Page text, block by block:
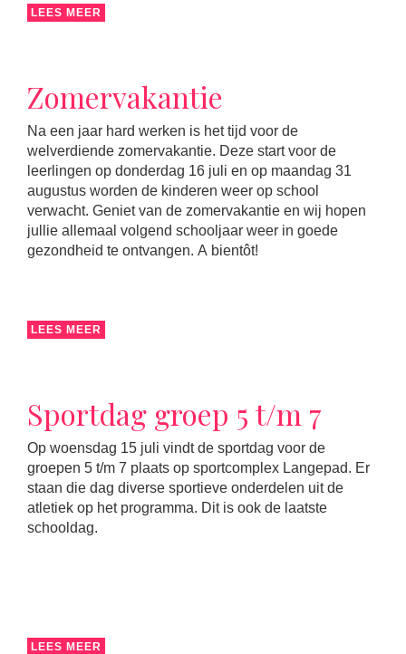
LEES MEER
Zomervakantie
Na een jaar hard werken is het tijd voor de
welverdiende zomervakantie. Deze start voor de
leerlingen op donderdag 16 juli en op maandag 31
augustus worden de kinderen weer op school
verwacht. Geniet van de zomervakantie en wij hopen
jullie allemaal volgend schooljaar weer in goede
gezondheid te ontvangen. A bientôt!
LEES MEER
Sportdag groep 5 t/m 7
Op woensdag 15 juli vindt de sportdag voor de
groepen 5 t/m 7 plaats op sportcomplex Langepad. Er
staan die dag diverse sportieve onderdelen uit de
atletiek op het programma. Dit is ook de laatste
schooldag.
LEES MEER